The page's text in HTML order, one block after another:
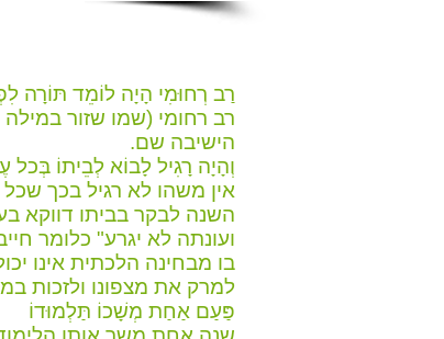
רַב רְחוּמִי הָיָה לוֹמֵד תּוֹרָה
רב רחומי (שמו שזור
הישיבה שם.
וְהָיָה רָגִיל לָבוֹא לְבֵיתוֹ בְּכל
אין משהו לא רגיל בכך
השנה לבקר בביתו דווקא
ועונתה לא יגרע" כלומר
בו מבחינה הלכתית אינו
למרק את מצפונו ולזכות
פַּעַם אַחַת מְשָׁכוֹ תַּלְמוּדוֹ